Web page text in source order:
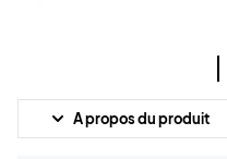
A propos du produit